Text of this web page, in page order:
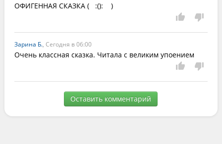
ОФИГЕННАЯ СКАЗКА (   :():    )
Зарина Б., Сегодня в 06:00
Очень классная сказка. Читала с великим упоением
Оставить комментарий